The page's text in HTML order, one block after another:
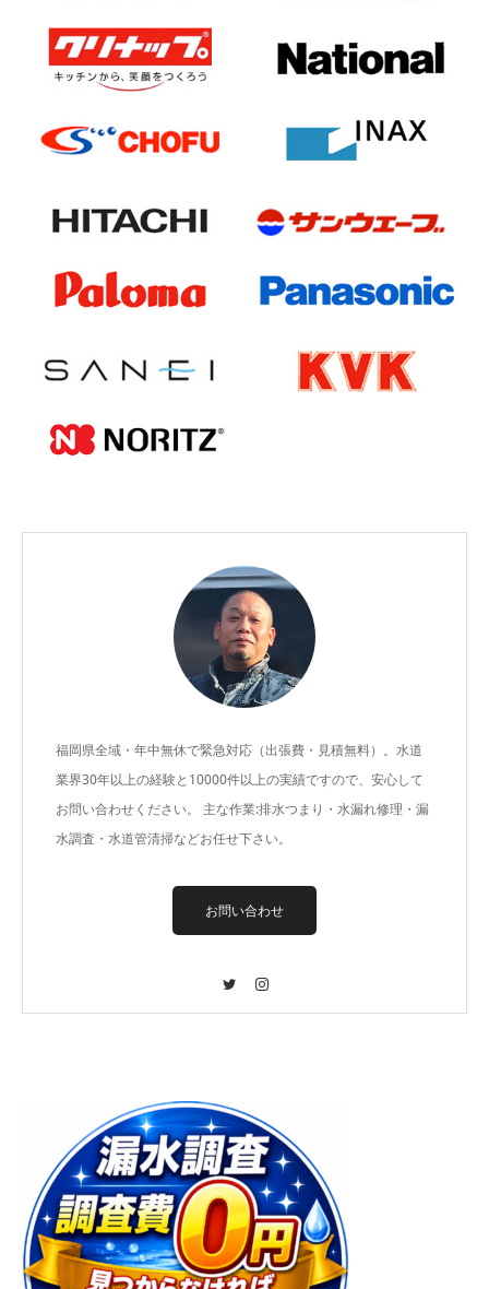
福岡県全域・年中無休で緊急対応（出張費・見積無料）。水道
業界30年以上の経験と10000件以上の実績ですので、安心して
お問い合わせください。 主な作業:排水つまり・水漏れ修理・漏
水調査・水道管清掃などお任せ下さい。
お問い合わせ
Twitter